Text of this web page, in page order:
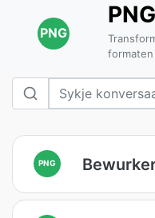
PNG
formaten
PNG